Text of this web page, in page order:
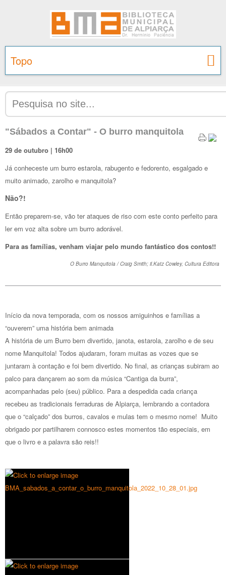
Topo
"Sábados a Contar" - O burro manquitola
29 de outubro | 16h00
Já conheceste um burro estarola, rabugento e fedorento, esgalgado e
muito animado, zarolho e manquitola?
Não?!
Então preparem-se, vão ter ataques de riso com este conto perfeito para
ler em voz alta sobre um burro adorável.
Para as famílias, venham viajar pelo mundo fantástico dos contos!!
O Burro Manquitola / Craig Smith; il.Katz Cowley, Cultura Editora
Início da nova temporada, com os nossos amiguinhos e famílias a
“ouverem” uma história bem animada
A história de um Burro bem divertido, janota, estarola, zarolho e de seu
nome Manquitola! Todos ajudaram, foram muitas as vozes que se
juntaram à contação e foi bem divertido. No final, as crianças subiram ao
palco para dançarem ao som da música “Cantiga da burra”,
acompanhadas pelo (seu) público. Para a despedida cada criança
recebeu as tradicionais ferraduras de Alpiarça, lembrando a contadora
que o “calçado” dos burros, cavalos e mulas tem o mesmo nome! Muito
obrigado por partilharem connosco estes momentos tão especiais, em
que o livro e a palavra são reis!!